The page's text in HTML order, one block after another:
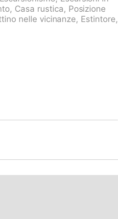
posizione centrale,
stretta (strada di
a 200 m. Supermercato
Chiesa bus 131-140"
per passeggiate vicino
di Bellinzona
famosi: Lago di Luzzone,
Val Malvaglia,
Casa rustica, Posizione
nelle vicinanze, Estintore,